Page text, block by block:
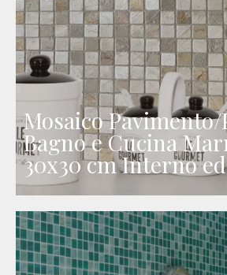
Mosaico Pavimento/
Bagno e Cucina
30x30 cm Interno